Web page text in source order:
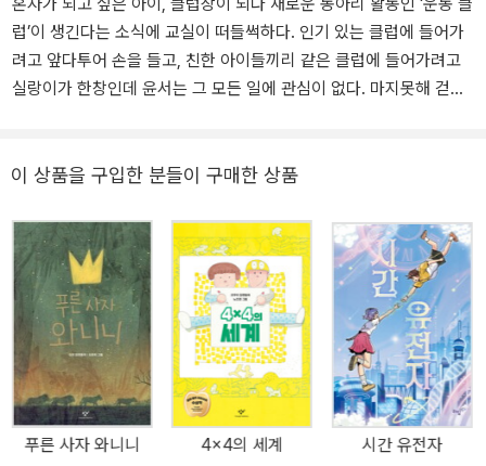
럽’이 생긴다는 소식에 교실이 떠들썩하다. 인기 있는 클럽에 들어가
려고 앞다투어 손을 들고, 친한 아이들끼리 같은 클럽에 들어가려고
실랑이가 한창인데 윤서는 그 모든 일에 관심이 없다. 마지못해 걷기
름조차 제대로 모른다. 담임선생님 말처럼 전학 온 지 한 달도 되지 않
게도 말하지 않은 죄책감이 있다. 나는 친구가 한 명도 없다. 메시지를
주고받거나 방과 후에 만나는 일 같은 건 하지 않는다. 나는 친구 사귈
자격이 없다. 가장 친한 친구를 배신한 나는 외로워도 싸다. (28쪽)
전학 오기 전, 윤서는 단짝 친구 채민이가 가정폭력을 당하고 있음을
알게 되었다. 채민이는 비밀로 해 달라는 부탁했지만 윤서는 그 사실
을 어른들에게 알렸다. 채민이를 위한 일이라고 생각했다. 결국 채민
이는 가족과 떨어지게 되었고, 전학 가는 순간에도 윤서를 원망했다.
그날 이후, 윤서는 누구와도 친구가 되지 않겠다고 결심한 것이다.
『열세 살의 걷기 클럽』은 윤서의 변화를 중심에 두고 있다. 윤서는 걷
이 상품을 구입한 분들이 구매한 상품
푸른 사자 와니니 4x4의 세계 시간 유전자